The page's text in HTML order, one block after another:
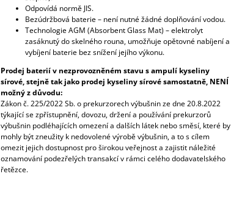
Odpovídá normě JIS.
Bezúdržbová baterie – není nutné žádné doplňování vodou.
Technologie AGM (Absorbent Glass Mat) – elektrolyt
zasáknutý do skelného rouna, umožňuje opětovné nabíjení a
vybíjení baterie bez snížení jejího výkonu.
Prodej baterií v nezprovozněném stavu s ampulí kyseliny
sírové, stejně tak jako prodej kyseliny sírové samostatně, NENÍ
možný z důvodu:
Zákon č. 225/2022 Sb. o prekurzorech výbušnin ze dne 20.8.2022
týkající se zpřístupnění, dovozu, držení a používání prekurzorů
výbušnin podléhajících omezení a dalších látek nebo směsí, které by
mohly být zneužity k nedovolené výrobě výbušnin, a to s cílem
omezit jejich dostupnost pro širokou veřejnost a zajistit náležité
oznamování podezřelých transakcí v rámci celého dodavatelského
řetězce.